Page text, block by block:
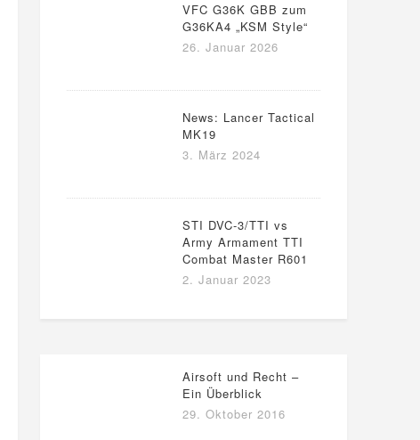
VFC G36K GBB zum
G36KA4 „KSM Style“
26. Januar 2026
News: Lancer Tactical
MK19
3. März 2024
STI DVC-3/TTI vs
Army Armament TTI
Combat Master R601
2. Januar 2023
Airsoft und Recht –
Ein Überblick
29. Oktober 2016